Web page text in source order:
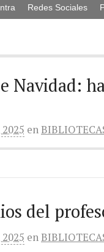
Redes Sociales
Navidad:
en
del
en